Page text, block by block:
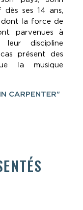
ses 14 ans,
la force de
parvenues à
discipline
présent des
la musique
CARPENTER"